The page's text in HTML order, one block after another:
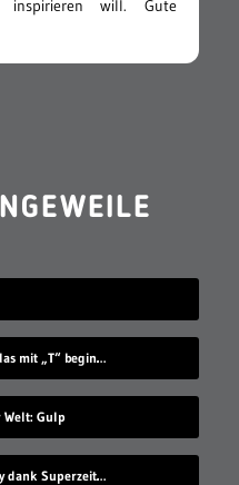
inspirieren will. Gute
Nennen Sie ein Körperteil, das mit „T“ beginnt
Gulp
Eingefrorenes New York City dank Superzeitlupe